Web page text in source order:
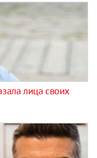
лица своих